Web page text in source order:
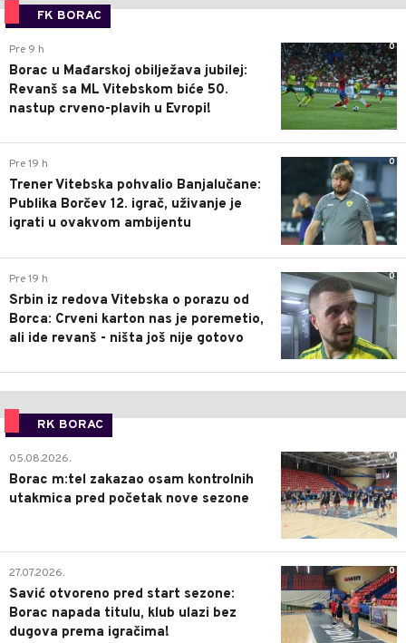
FK BORAC
0
Pre 9 h
Borac u Mađarskoj obilježava jubilej:
Revanš sa ML Vitebskom biće 50.
nastup crveno-plavih u Evropi!
0
Pre 19 h
Trener Vitebska pohvalio Banjalučane:
Publika Borčev 12. igrač, uživanje je
igrati u ovakvom ambijentu
0
Pre 19 h
Srbin iz redova Vitebska o porazu od
Borca: Crveni karton nas je poremetio,
ali ide revanš - ništa još nije gotovo
RK BORAC
0
05.08.2026.
Borac m:tel zakazao osam kontrolnih
utakmica pred početak nove sezone
0
27.07.2026.
Savić otvoreno pred start sezone:
Borac napada titulu, klub ulazi bez
dugova prema igračima!